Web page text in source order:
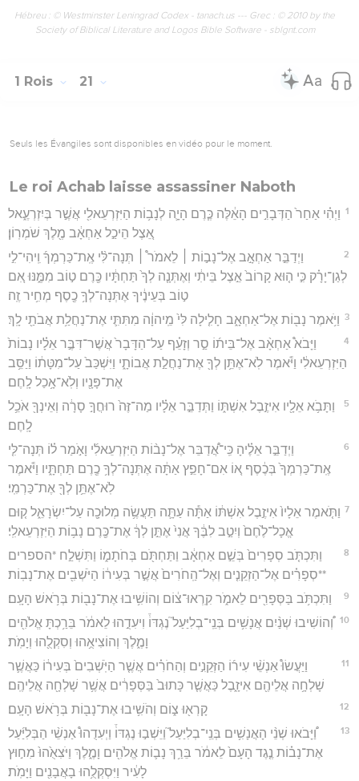
Hébreu : © Westminster Leningrad Codex - tanach.us --- Grec : © 2010 by the
Society of Biblical Literature and Logos Bible Software - sblgnt.com
1 Rois 21
Seuls les Évangiles sont disponibles en vidéo pour le moment.
Le roi Achab laisse assassiner Naboth
1 וַיְהִ֗י אַחַר֙ הַדְּבָרִ֣ים הָאֵ֔לֶּה כֶּ֧רֶם הָיָ֛ה לְנָב֥וֹת הַיִּזְרְעֵאלִ֖י אֲשֶׁ֣ר בְּיִזְרְעֶ֑אל
אֵ֚צֶל הֵיכַ֣ל אַחְאָ֔ב מֶ֖לֶךְ שֹׁמְרֽוֹן׃
2
וַיְדַבֵּ֣ר אַחְאָ֣ב אֶל־נָב֣וֹת ׀ לֵאמֹר֩ ׀ תְּנָה־לִּ֨י אֶֽת־כַּרְמְךָ֜ וִֽיהִי־לִ֣י
לְגַן־יָרָ֗ק כִּ֣י ה֤וּא קָרוֹב֙ אֵ֣צֶל בֵּיתִ֔י וְאֶתְּנָ֤ה לְךָ֙ תַּחְתָּ֔יו כֶּ֖רֶם ט֣וֹב מִמֶּ֑נּוּ אִ֚ם
ט֣וֹב בְּעֵינֶ֔יךָ אֶתְּנָה־לְךָ֥ כֶ֖סֶף מְחִ֥יר זֶֽה׃
3 וַיֹּ֥אמֶר נָב֖וֹת אֶל־אַחְאָ֑ב חָלִ֤ילָה לִּי֙ מֵֽיהוָ֔ה מִתִּתִּ֛י אֶת־נַחֲלַ֥ת אֲבֹתַ֖י לָֽךְ׃
4
וַיָּבֹא֩ אַחְאָ֨ב אֶל־בֵּית֜וֹ סַ֣ר וְזָעֵ֗ף עַל־הַדָּבָר֙ אֲשֶׁר־דִּבֶּ֣ר אֵלָ֗יו נָבוֹת֙
הַיִּזְרְעֵאלִ֔י וַיֹּ֕אמֶר לֹֽא־אֶתֵּ֥ן לְךָ֖ אֶת־נַחֲלַ֣ת אֲבוֹתָ֑י וַיִּשְׁכַּב֙ עַל־מִטָּת֔וֹ וַיַּסֵּ֥ב
אֶת־פָּנָ֖יו וְלֹֽא־אָ֥כַל לָֽחֶם׃
5
וַתָּבֹ֥א אֵלָ֖יו אִיזֶ֣בֶל אִשְׁתּ֑וֹ וַתְּדַבֵּ֣ר אֵלָ֗יו מַה־זֶּה֙ רוּחֲךָ֣ סָרָ֔ה וְאֵינְךָ֖ אֹכֵ֥ל
לָֽחֶם׃
6
וַיְדַבֵּ֣ר אֵלֶ֗יהָ כִּֽי־אֲ֠דַבֵּר אֶל־נָב֨וֹת הַיִּזְרְעֵאלִ֜י וָאֹ֣מַר ל֗וֹ תְּנָה־לִּ֤י
אֶֽת־כַּרְמְךָ֙ בְּכֶ֔סֶף א֚וֹ אִם־חָפֵ֣ץ אַתָּ֔ה אֶתְּנָה־לְךָ֥ כֶ֖רֶם תַּחְתָּ֑יו וַיֹּ֕אמֶר
לֹֽא־אֶתֵּ֥ן לְךָ֖ אֶת־כַּרְמִֽי׃
7 וַתֹּ֤אמֶר אֵלָיו֙ אִיזֶ֣בֶל אִשְׁתּ֔וֹ אַתָּ֕ה עַתָּ֛ה תַּעֲשֶׂ֥ה מְלוּכָ֖ה עַל־יִשְׂרָאֵ֑ל ק֤וּם
אֱכָל־לֶ֙חֶם֙ וְיִטַ֣ב לִבֶּ֔ךָ אֲנִי֙ אֶתֵּ֣ן לְךָ֔ אֶת־כֶּ֖רֶם נָב֥וֹת הַיִּזְרְעֵאלִֽי׃
8
וַתִּכְתֹּ֤ב סְפָרִים֙ בְּשֵׁ֣ם אַחְאָ֔ב וַתַּחְתֹּ֖ם בְּחֹתָמ֑וֹ וַתִּשְׁלַ֣ח *הספרים
**סְפָרִ֗ים אֶל־הַזְקֵנִ֤ים וְאֶל־הַֽחֹרִים֙ אֲשֶׁ֣ר בְּעִיר֔וֹ הַיֹּשְׁבִ֖ים אֶת־נָבֽוֹת׃
9 וַתִּכְתֹּ֥ב בַּסְּפָרִ֖ים לֵאמֹ֑ר קִֽרְאוּ־צ֔וֹם וְהוֹשִׁ֥יבוּ אֶת־נָב֖וֹת בְּרֹ֥אשׁ הָעָֽם׃
10
וְ֠הוֹשִׁיבוּ שְׁנַ֨יִם אֲנָשִׁ֥ים בְּנֵֽי־בְלִיַּעַל֮ נֶגְדּוֹ֒ וִיעִדֻ֣הוּ לֵאמֹ֔ר בֵּרַ֥כְתָּ אֱלֹהִ֖ים
וָמֶ֑לֶךְ וְהוֹצִיאֻ֥הוּ וְסִקְלֻ֖הוּ וְיָמֹֽת׃
11
וַיַּעֲשׂוּ֩ אַנְשֵׁ֨י עִיר֜וֹ הַזְּקֵנִ֣ים וְהַחֹרִ֗ים אֲשֶׁ֤ר הַיֹּֽשְׁבִים֙ בְּעִיר֔וֹ כַּאֲשֶׁ֛ר
שָׁלְחָ֥ה אֲלֵיהֶ֖ם אִיזָ֑בֶל כַּאֲשֶׁ֤ר כָּתוּב֙ בַּסְּפָרִ֔ים אֲשֶׁ֥ר שָׁלְחָ֖ה אֲלֵיהֶֽם׃
12 קָרְא֖וּ צ֑וֹם וְהֹשִׁ֥יבוּ אֶת־נָב֖וֹת בְּרֹ֥אשׁ הָעָֽם׃
13
וַ֠יָּבֹאוּ שְׁנֵ֨י הָאֲנָשִׁ֥ים בְּנֵֽי־בְלִיַּעַל֮ וַיֵּשְׁב֣וּ נֶגְדּוֹ֒ וַיְעִדֻהוּ֩ אַנְשֵׁ֨י הַבְּלִיַּ֜עַל
אֶת־נָב֗וֹת נֶ֤גֶד הָעָם֙ לֵאמֹ֔ר בֵּרַ֥ךְ נָב֛וֹת אֱלֹהִ֖ים וָמֶ֑לֶךְ וַיֹּצִאֻ֙הוּ֙ מִח֣וּץ
לָעִ֔יר וַיִּסְקְלֻ֥הוּ בָאֲבָנִ֖ים וַיָּמֹֽת׃